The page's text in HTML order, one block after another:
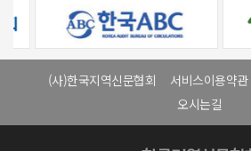
(사)한국지역신문협회 서비스이용약관
오시는길